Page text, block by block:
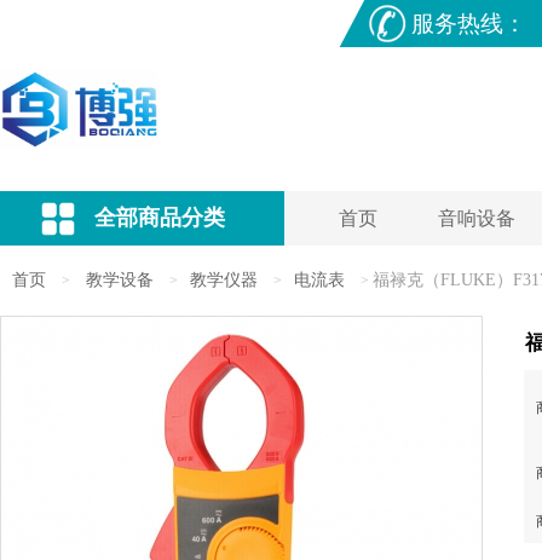
服务热线：
全部商品分类 首页 音响设备
首页 > 教学设备 > 教学仪器 > 电流表 > 福禄克（FLUKE）